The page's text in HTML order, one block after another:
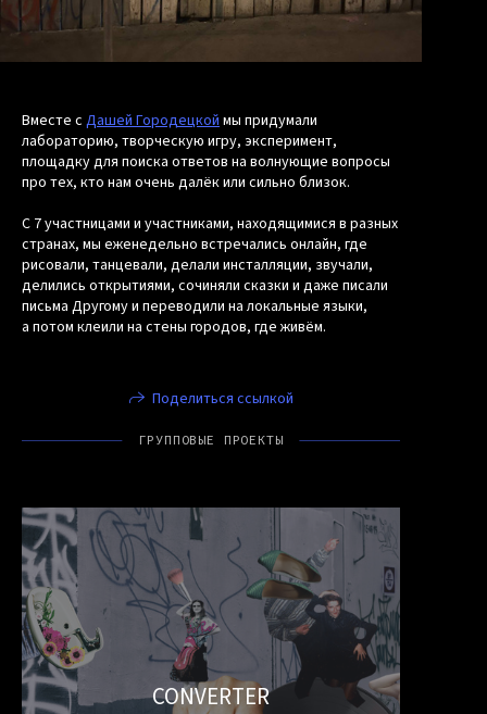
Вместе с Дашей Городецкой мы придумали
лабораторию, творческую игру, эксперимент,
площадку для поиска ответов на волнующие вопросы
про тех, кто нам очень далёк или сильно близок.
С 7 участницами и участниками, находящимися в разных
странах, мы еженедельно встречались онлайн, где
рисовали, танцевали, делали инсталляции, звучали,
делились открытиями, сочиняли сказки и даже писали
письма Другому и переводили на локальные языки,
а потом клеили на стены городов, где живём.
Поделиться ссылкой
ГРУППОВЫЕ ПРОЕКТЫ
CONVERTER